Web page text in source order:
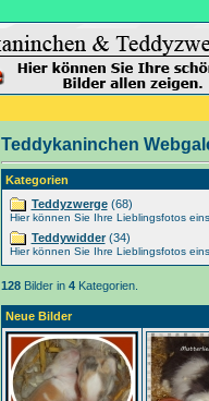
Teddykaninchen
Kategorien
Teddyzwerge(68)
Hier können Sie Ihre Lieblingsfotos
Teddywidder(34)
Hier können Sie Ihre Lieblingsfotos
128Bilder in 4Kategorien.
Neue Bilder